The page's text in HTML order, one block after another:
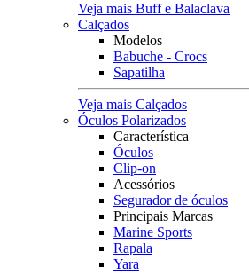
Veja mais Buff e Balaclava
Calçados
Modelos
Babuche - Crocs
Sapatilha
Veja mais Calçados
Óculos Polarizados
Característica
Óculos
Clip-on
Acessórios
Segurador de óculos
Principais Marcas
Marine Sports
Rapala
Yara